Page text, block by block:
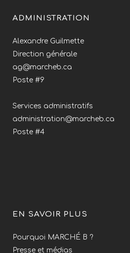
ADMINISTRATION
Alexandre Guilmette
Direction générale
ag@marcheb.ca
Poste #9
Services administratifs
administration@marcheb.ca
Poste #4
EN SAVOIR PLUS
Pourquoi MARCHÉ B ?
Presse et médias